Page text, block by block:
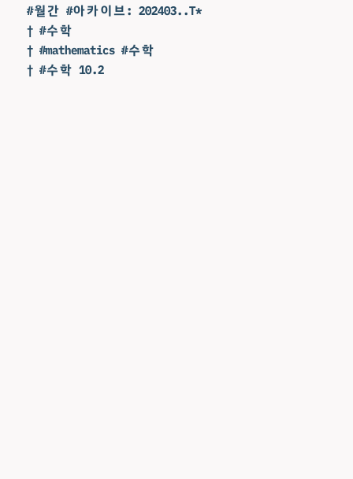
#월간 #아카이브: 202403..T*
† #수학
† #mathematics #수학
† #수학 10.2